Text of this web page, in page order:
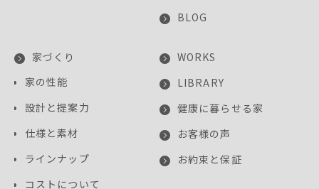
BLOG
家づくり
家の性能
設計と提案力
仕様と素材
ラインナップ
コストについて
WORKS
LIBRARY
健康に暮らせる家
お客様の声
お約束と保証